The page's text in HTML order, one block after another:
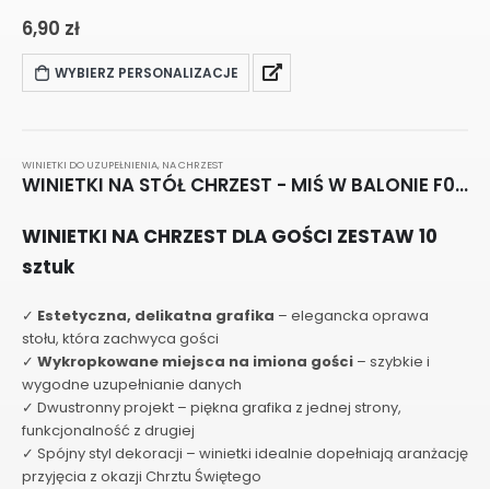
6,90 zł
WYBIERZ PERSONALIZACJE
WINIETKI DO UZUPEŁNIENIA, NA CHRZEST
WINIETKI NA STÓŁ CHRZEST - MIŚ W BALONIE F001
WINIETKI NA CHRZEST DLA GOŚCI ZESTAW 10
sztuk
✓ Estetyczna, delikatna grafika – elegancka oprawa
stołu, która zachwyca gości
✓ Wykropkowane miejsca na imiona gości – szybkie i
wygodne uzupełnianie danych
✓ Dwustronny projekt – piękna grafika z jednej strony,
funkcjonalność z drugiej
✓ Spójny styl dekoracji – winietki idealnie dopełniają aranżację
przyjęcia z okazji Chrztu Świętego